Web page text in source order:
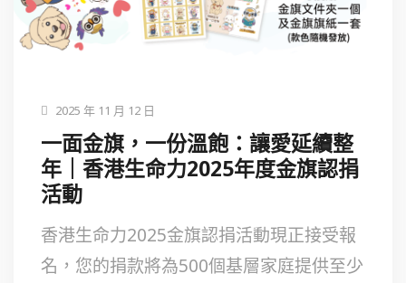
2025 年 11 月 12 日
一面金旗，一份溫飽：讓愛延續整
年｜香港生命力2025年度金旗認捐
活動
香港生命力2025金旗認捐活動現正接受報
名，您的捐款將為500個基層家庭提供至少